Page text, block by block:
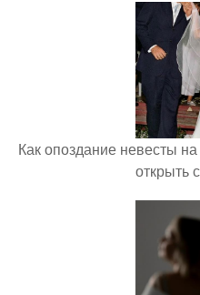
Как опоздание невесты
открыть